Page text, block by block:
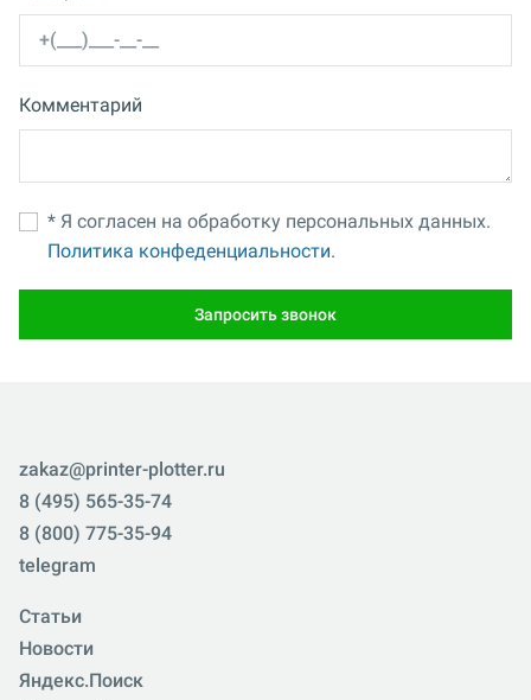
Комментарий
* Я согласен на обработку персональных данных.
Политика конфеденциальности.
Запросить звонок
zakaz@printer-plotter.ru
8 (495) 565-35-74
8 (800) 775-35-94
telegram
Статьи
Новости
Яндекс.Поиск